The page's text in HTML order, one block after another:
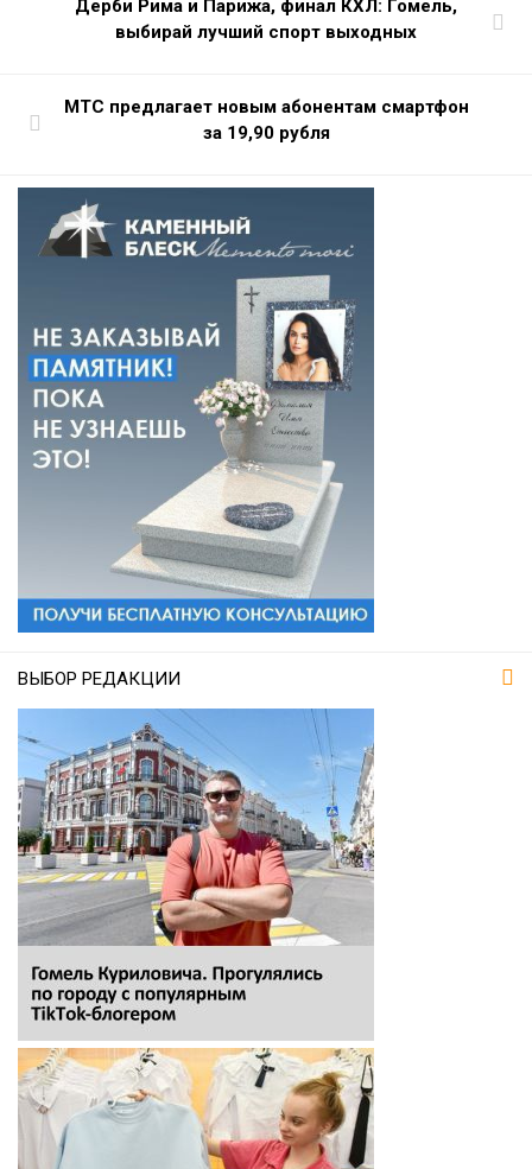
Дерби Рима и Парижа, финал КХЛ: Гомель,
выбирай лучший спорт выходных
МТС предлагает новым абонентам смартфон
за 19,90 рубля
ВЫБОР РЕДАКЦИИ